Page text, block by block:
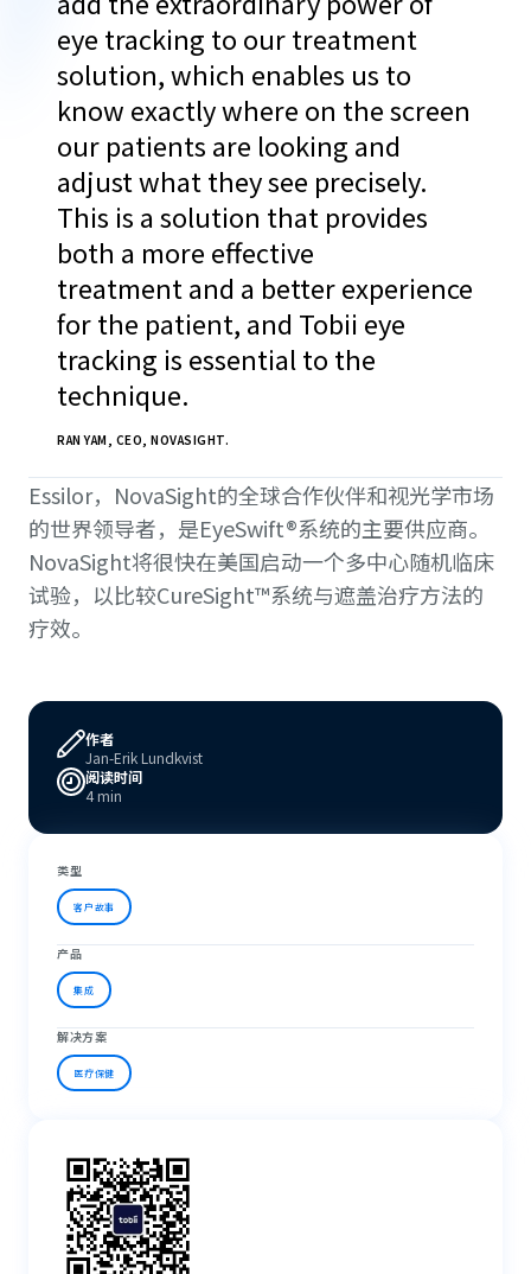
eye tracking to our treatment
solution, which enables us to
know exactly where on the screen
our patients are looking and
adjust what they see precisely.
This is a solution that provides
both a more effective
treatment and a better experience
for the patient, and Tobii eye
tracking is essential to the
technique.
RAN YAM, CEO, NOVASIGHT.
Essilor，NovaSight的全球合作伙伴和视光学市场
的世界领导者，是EyeSwift®系统的主要供应商。
NovaSight将很快在美国启动一个多中心随机临床
试验，以比较CureSight™系统与遮盖治疗方法的
疗效。
作者
Jan-Erik Lundkvist
阅读时间
4 min
类型
客户故事
产品
集成
解决方案
医疗保健